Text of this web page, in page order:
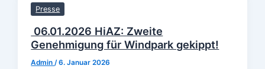
Presse
06.01.2026 HiAZ: Zweite
Genehmigung für Windpark gekippt!
Admin/6. Januar 2026